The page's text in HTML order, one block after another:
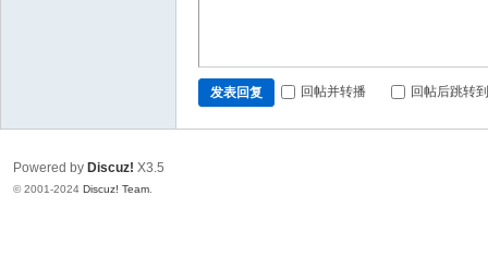
发表回复 回帖并转播 回帖后跳转
Powered by Discuz! X3.5
© 2001-2024 Discuz! Team